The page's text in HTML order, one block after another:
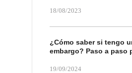
18/08/2023
¿Cómo saber si tengo
embargo? Paso a paso
19/09/2024